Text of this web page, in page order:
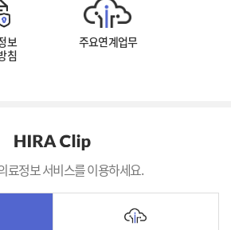
보
침
주요연계업무
료정보 서비스를 이용하세요.